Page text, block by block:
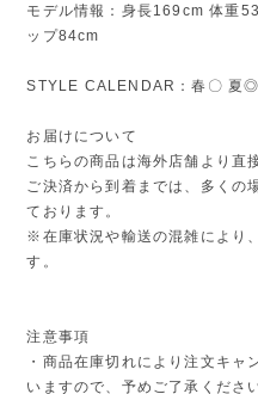
モデル情報：身長169cm 体重
ップ84cm
STYLE CALENDAR：春〇 夏
お届けについて
こちらの商品は海外店舗より直
ご決済から到着までは、多くの
ております。
※在庫状況や輸送の混雑により
す。
注意事項
・商品在庫切れにより注文キャ
いますので、予めご了承くださ